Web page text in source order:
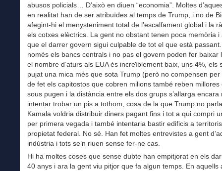
abusos policials… D’això en diuen “economia”. Moltes
en realitat han de ser atribuïdes al temps de Trump, i no de
afegint-hi el menysteniment total de l’escalfament global i la
els cotxes elèctrics. La gent no obstant tenen poca memòria i
que el darrer govern sigui culpable de tot el que està
només els bancs centrals i no pas el govern poden fer baixar
el nombre d’aturs als EUA és increïblement baix, uns 4%, els
pujat una mica més que sota Trump (però no compensen per
de fet els capitostos que cobren milions també reben millores
sous pugen i la distància entre els dos grups s’allarga encara
intentar trobar un pis a tothom, cosa de la que Trump no
Kamala voldria distribuir diners pagant fins i tot a qui compri
per primera vegada i també intentaria bastir edificis a
propietat federal. No sé. Han fet moltes entrevistes a gent
indústria i tots se’n riuen sense fer-ne cas.
Hi ha moltes coses que sense dubte han empitjorat en els
40 anys i ara la gent viu pitjor que fa algun temps. En aquells